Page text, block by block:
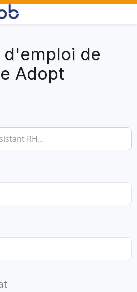
d'emploi de
Adopt